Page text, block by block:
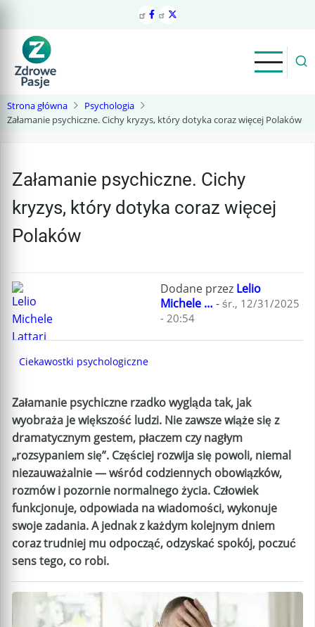
treści
Strona główna
Psychologia
Załamanie psychiczne. Cichy kryzys, który dotyka coraz więcej Polaków
Załamanie psychiczne. Cichy
kryzys, który dotyka coraz więcej
Polaków
Dodane przez Lelio
Michele … -śr., 12/31/2025
- 20:54
Ciekawostki psychologiczne
Załamanie psychiczne rzadko wygląda tak, jak
wyobraża je większość ludzi. Nie zawsze wiąże się z
dramatycznym gestem, płaczem czy nagłym
„rozsypaniem się”. Częściej rozwija się powoli, niemal
niezauważalnie — wśród codziennych obowiązków,
rozmów i pozornie normalnego życia. Człowiek
funkcjonuje, odpowiada na wiadomości, wykonuje
swoje zadania. A jednak z każdym kolejnym dniem
coraz trudniej mu odpocząć, odzyskać spokój, poczuć
sens tego, co robi.